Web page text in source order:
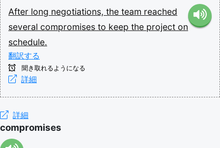
After long negotiations, the team reached
several compromises to keep the project on
schedule.
翻訳する
聞き取れるようになる
詳細
詳細
compromises